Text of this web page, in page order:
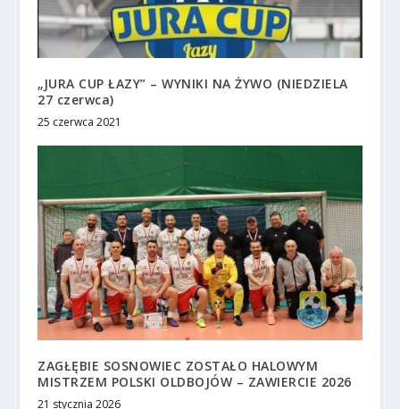
„JURA CUP ŁAZY” – WYNIKI NA ŻYWO (NIEDZIELA
27 czerwca)
25 czerwca 2021
ZAGŁĘBIE SOSNOWIEC ZOSTAŁO HALOWYM
MISTRZEM POLSKI OLDBOJÓW – ZAWIERCIE 2026
21 stycznia 2026